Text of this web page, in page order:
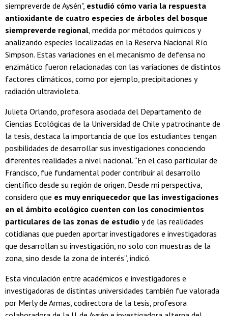
siempreverde de Aysén", estudió cómo varía la respuesta
antioxidante de cuatro especies de árboles del bosque
siempreverde regional, medida por métodos químicos y
analizando especies localizadas en la Reserva Nacional Río
Simpson. Estas variaciones en el mecanismo de defensa no
enzimático fueron relacionadas con las variaciones de distintos
factores climáticos, como por ejemplo, precipitaciones y
radiación ultravioleta.
Julieta Orlando, profesora asociada del Departamento de
Ciencias Ecológicas de la Universidad de Chile y patrocinante de
la tesis, destaca la importancia de que los estudiantes tengan
posibilidades de desarrollar sus investigaciones conociendo
diferentes realidades a nivel nacional. “En el caso particular de
Francisco, fue fundamental poder contribuir al desarrollo
científico desde su región de origen. Desde mi perspectiva,
considero que es muy enriquecedor que las investigaciones
en el ámbito ecológico cuenten con los conocimientos
particulares de las zonas de estudio y de las realidades
cotidianas que pueden aportar investigadores e investigadoras
que desarrollan su investigación, no solo con muestras de la
zona, sino desde la zona de interés”, indicó.
Esta vinculación entre académicos e investigadores e
investigadoras de distintas universidades también fue valorada
por Merly de Armas, codirectora de la tesis, profesora